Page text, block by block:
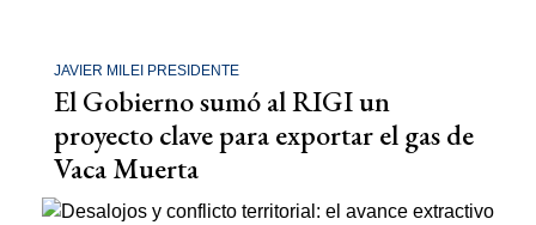
JAVIER MILEI PRESIDENTE
El Gobierno sumó al RIGI un
proyecto clave para exportar el gas de
Vaca Muerta